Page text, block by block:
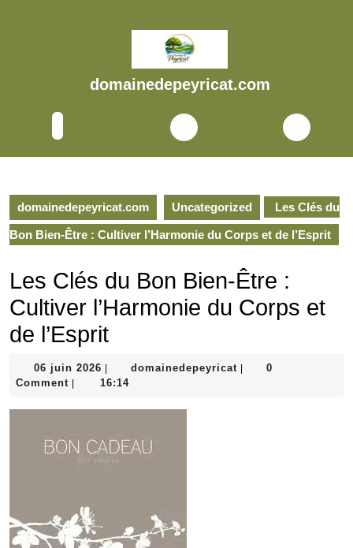
domainedepeyricat.com
domainedepeyricat.com Uncategorized Les Clés du
Bon Bien-Être : Cultiver l’Harmonie du Corps et de l’Esprit
Les Clés du Bon Bien-Être :
Cultiver l’Harmonie du Corps et
de l’Esprit
06 juin 2026 06
juin
| domainedepeyricat domainedepeyricat
|
0
Comment | 16:14